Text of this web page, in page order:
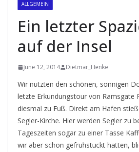
ALLGEMEIN
Ein letzter
auf der Insel
June 12, 2014 Dietmar_Henke
Wir nutzten den schönen, sonnigen
letzte Erkundungstour von Ramsgate
diesmal zu Fuß. Direkt am Hafen
Segler-Kirche. Hier werden Segler zu
Tageszeiten sogar zu einer Tasse
wir aber schon gefrühstückt hatten,